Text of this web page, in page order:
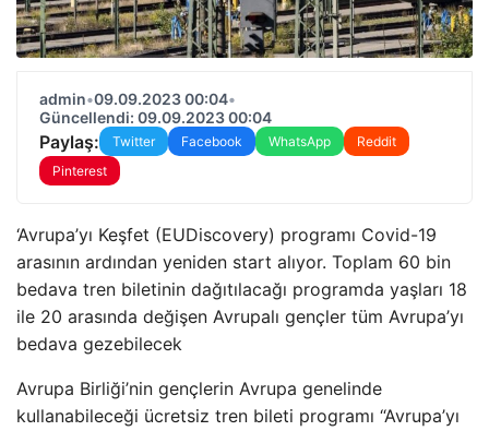
admin•09.09.2023 00:04•
Güncellendi: 09.09.2023 00:04
Paylaş: Twitter Facebook WhatsApp
Reddit
Pinterest
‘Avrupa’yı Keşfet (EUDiscovery) programı Covid-19
arasının ardından yeniden start alıyor. Toplam 60 bin
bedava tren biletinin dağıtılacağı programda yaşları 18
ile 20 arasında değişen Avrupalı gençler tüm Avrupa’yı
bedava gezebilecek
Avrupa Birliği’nin gençlerin Avrupa genelinde
kullanabileceği ücretsiz tren bileti programı “Avrupa’yı